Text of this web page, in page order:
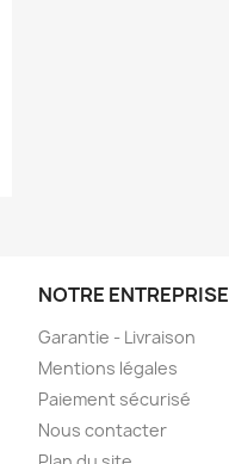
NOTRE ENTREPRISE
Garantie - Livraison
Mentions légales
Paiement sécurisé
Nous contacter